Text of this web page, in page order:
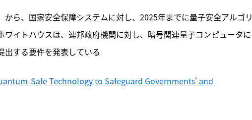
ら、国家安全保障システムに対し、2025年までに量子安全アルゴリ
イトハウスは、連邦政府機関に対し、暗号関連量子コンピュータに
出する要件を発表している
Safe Technology to Safeguard Governments' and